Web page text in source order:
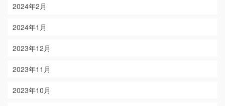
2024年2月
2024年1月
2023年12月
2023年11月
2023年10月